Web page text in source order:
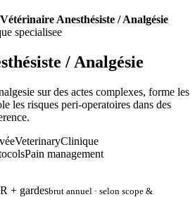
Vétérinaire Anesthésiste / Analgésie
specialisee
/ Analgésie
sur des actes complexes, forme les
les risques peri-operatoires dans des
VeterinaryClinique
Pain management
+ gardesbrut annuel · selon scope &